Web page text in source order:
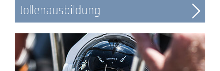
Jollenausbildung